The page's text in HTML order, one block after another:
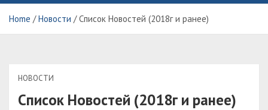
Home Новости Список Новостей (2018г и ранее)
НОВОСТИ
Список Новостей (2018г и ранее)